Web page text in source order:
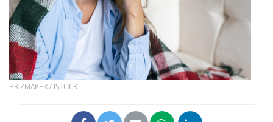
BRIZMAKER / ISTOCK.